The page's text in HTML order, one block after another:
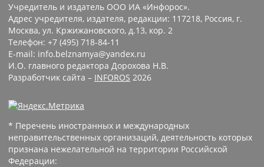
Учредитель и издатель ООО ИА «Инфорос».
Адрес учредителя, издателя, редакции: 117218, Россия, г.
Москва, ул. Кржижановского, д.13, кор. 2
Телефон: +7 (495) 718-84-11
E-mail: info.belznamya@yandex.ru
И.О. главного редактора Дорохова Н.В.
Разработчик сайта – INFOROS 2026
* Перечень иностранных и международных
неправительственных организаций, деятельность которых
признана нежелательной на территории Российской
Федерации: